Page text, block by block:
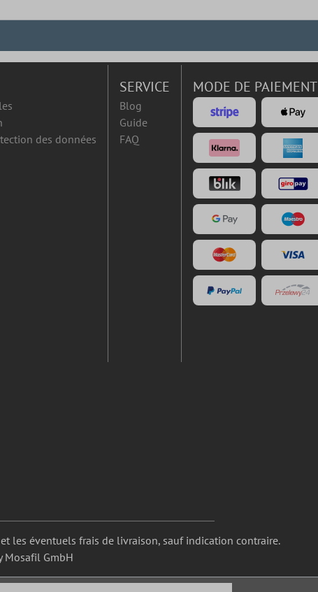
des données
SERVICE
Blog
Guide
FAQ
MODE DE PAIEMENT
et les éventuels frais de livraison, sauf indication contraire.
Mosafil GmbH